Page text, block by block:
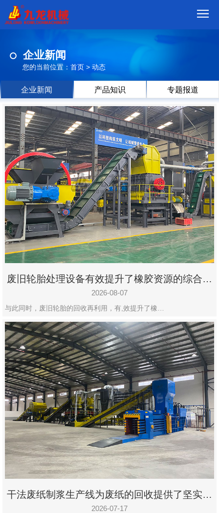
品
视
频
现
场
方
案
动
态
联
系
郑
州
市
九
设
有
限
公
司
豫
ICP
备
19020390
号-1
企业新闻
您的当前位置： 首页 > 动态
企业新闻 产品知识 专题报道
废旧轮胎处理设备有效提升了橡胶资源的综合利
用率
2026-08-07
与此同时，废旧轮胎的回收再利用，有,效提升了橡…
干法废纸制浆生产线为废纸的回收提供了坚实的
保障
2026-07-17